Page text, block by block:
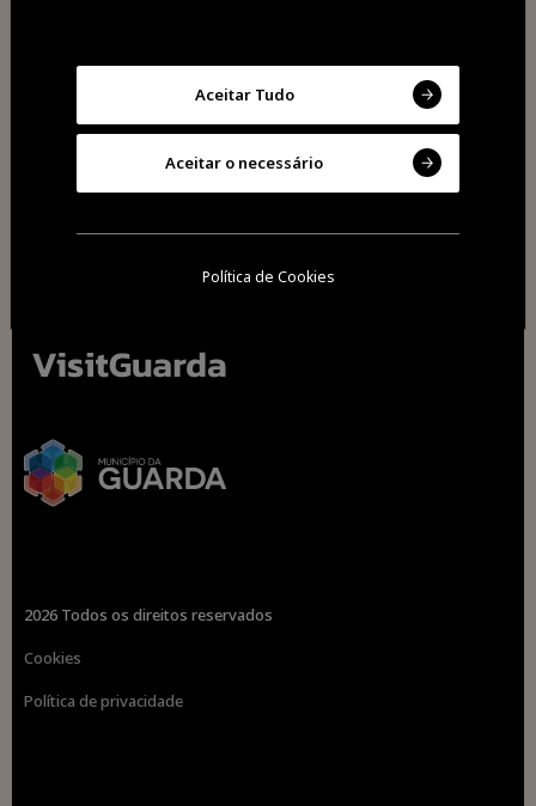
2026 Todos os direitos reservados
Cookies
Política de privacidade
Aceitar Tudo
Aceitar o necessário
Política de Cookies